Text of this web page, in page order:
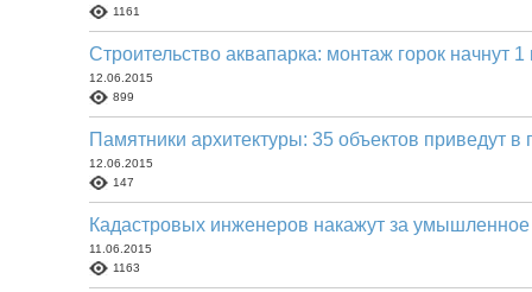
1161
Строительство аквапарка: монтаж горок начнут
12.06.2015
899
Памятники архитектуры: 35 объектов приведут в
12.06.2015
147
Кадастровых инженеров накажут за умышленное
11.06.2015
1163